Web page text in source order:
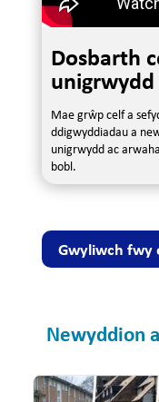
Dosbarth
Mae grŵp celf a
ddigwyddiadau a
unigrwydd ac
bobl.
Gwyliwch fwy
Newyddion